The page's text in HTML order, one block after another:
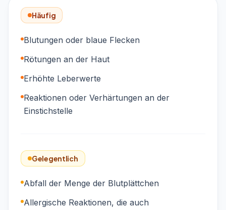
Häufig
Blutungen oder blaue Flecken
Rötungen an der Haut
Erhöhte Leberwerte
Reaktionen oder Verhärtungen an der
Einstichstelle
Gelegentlich
Abfall der Menge der Blutplättchen
Allergische Reaktionen, die auch